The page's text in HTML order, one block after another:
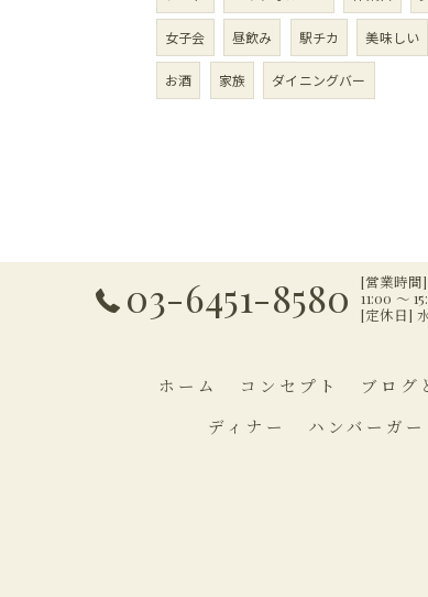
女子会 昼飲み 駅チカ 美味しい
お酒 家族 ダイニングバー
03-6451-8580
[営業時間]
11:00 ～
[定休日]
ホーム コンセプト ブログ
ディナー
ハンバーガー